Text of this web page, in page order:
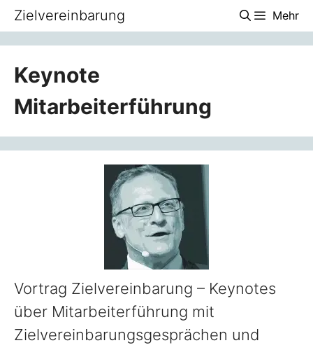
Zum
springen
Zielvereinbarung Mehr
Keynote
Mitarbeiterführung
Vortrag Zielvereinbarung – Keynotes
über Mitarbeiterführung mit
Zielvereinbarungsgesprächen und